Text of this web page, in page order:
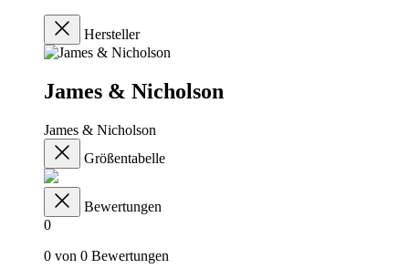
Hersteller
James & Nicholson
James & Nicholson
Größentabelle
Bewertungen
0
0 von 0 Bewertungen